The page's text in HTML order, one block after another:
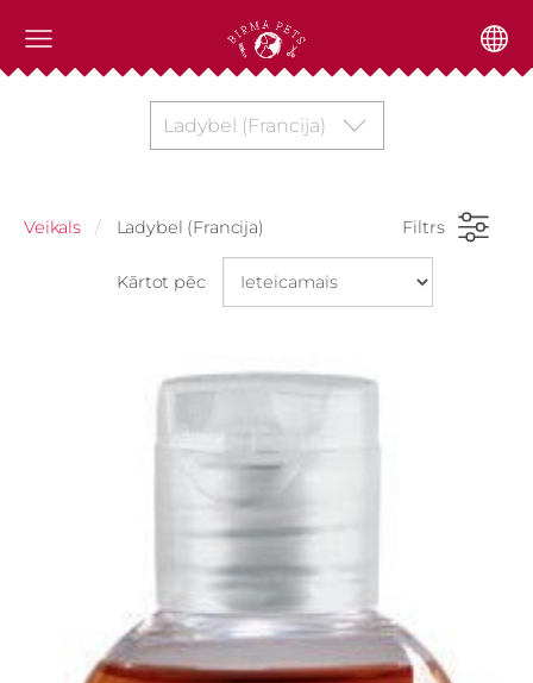
Ladybel (Francija)
Veikals Ladybel (Francija) Filtrs
Kārtot pēc